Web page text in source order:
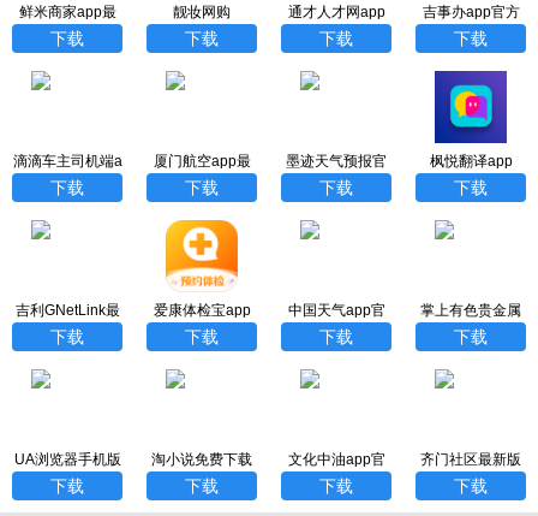
鲜米商家app最
新版
下载
靓妆网购
下载
通才人才网app
下载最新版
下载
吉事办app官方
下载最新版
下载
滴滴车主司机端a
pp下载出租车软
下载
厦门航空app最
新版
下载
墨迹天气预报官
方免费版下载
下载
枫悦翻译app
下载
吉利GNetLink最
新版本
下载
爱康体检宝app
下载官网安卓版
下载
中国天气app官
方下载无广告
下载
掌上有色贵金属
价格app
下载
UA浏览器手机版
下载
下载
淘小说免费下载
安装
下载
文化中油app官
方下载最新版
下载
齐门社区最新版
下载